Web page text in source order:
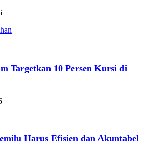
Targetkan 10 Persen Kursi di
Harus Efisien dan Akuntabel